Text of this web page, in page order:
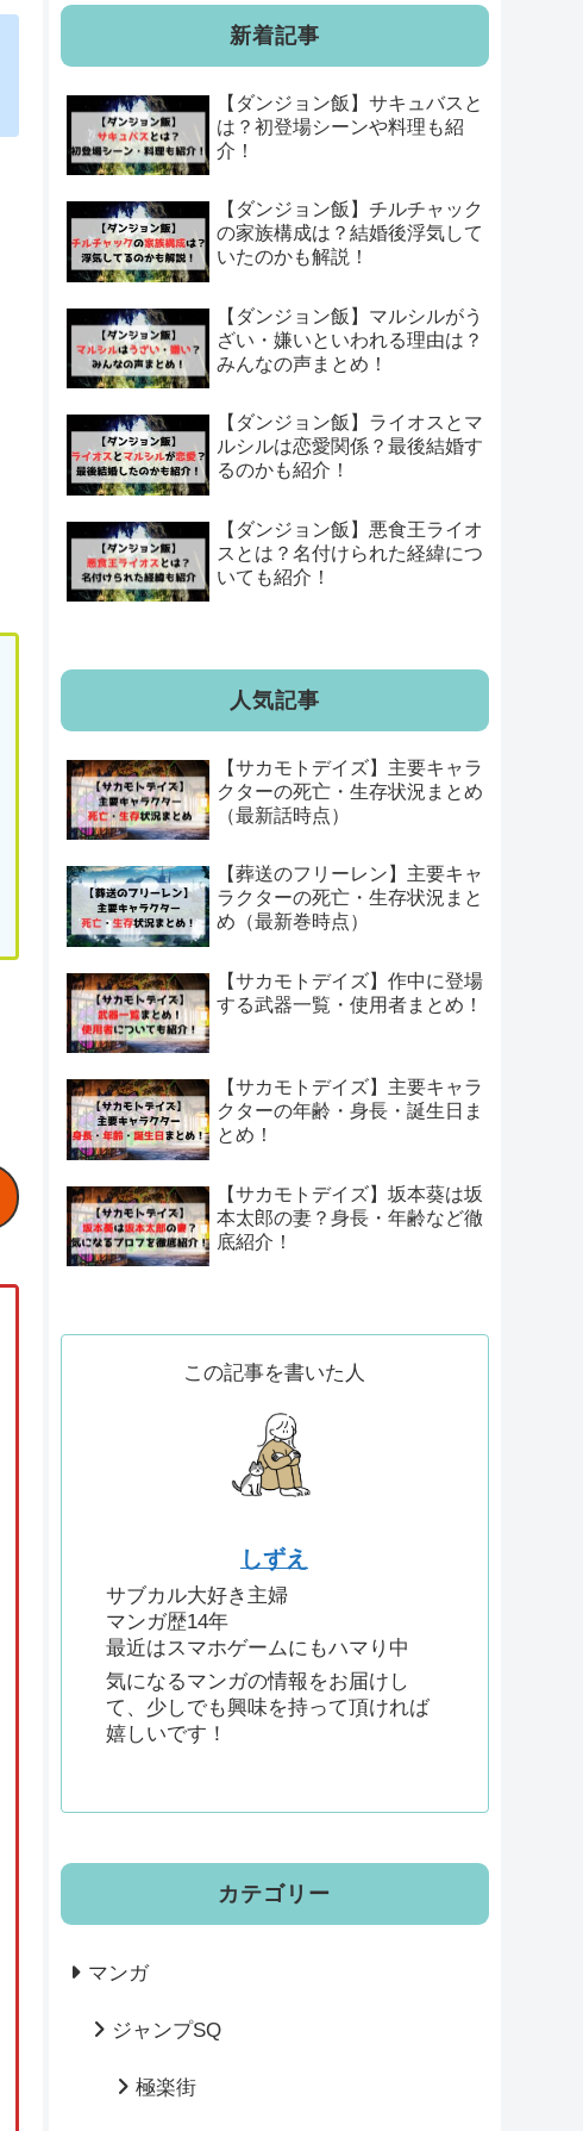
新着記事
【ダンジョン飯】サキュバスと
は？初登場シーンや料理も紹
介！
【ダンジョン飯】チルチャック
の家族構成は？結婚後浮気して
いたのかも解説！
【ダンジョン飯】マルシルがう
ざい・嫌いといわれる理由は？
みんなの声まとめ！
【ダンジョン飯】ライオスとマ
ルシルは恋愛関係？最後結婚す
るのかも紹介！
【ダンジョン飯】悪食王ライオ
スとは？名付けられた経緯につ
いても紹介！
人気記事
【サカモトデイズ】主要キャラ
クターの死亡・生存状況まとめ
（最新話時点）
【葬送のフリーレン】主要キャ
ラクターの死亡・生存状況まと
め（最新巻時点）
【サカモトデイズ】作中に登場
する武器一覧・使用者まとめ！
【サカモトデイズ】主要キャラ
クターの年齢・身長・誕生日ま
とめ！
【サカモトデイズ】坂本葵は坂
本太郎の妻？身長・年齢など徹
底紹介！
この記事を書いた人
しずえ
サブカル大好き主婦
マンガ歴14年
最近はスマホゲームにもハマり中
気になるマンガの情報をお届けし
て、少しでも興味を持って頂ければ
嬉しいです！
カテゴリー
マンガ
ジャンプSQ
極楽街